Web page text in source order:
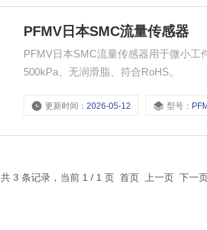
PFMV日本SMC流量传感器
PFMV日本SMC流量传感器用于微小工
500kPa、无润滑脂、符合RoHS。
更新时间：2026-05-12 型号：
共 3 条记录，当前 1 / 1 页 首页 上一页 下一